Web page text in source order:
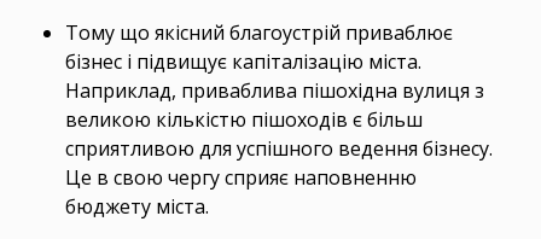
Тому що якісний благоустрій приваблює
бізнес і підвищує капіталізацію міста.
Наприклад, приваблива пішохідна вулиця з
великою кількістю пішоходів є більш
сприятливою для успішного ведення бізнесу.
Це в свою чергу сприяє наповненню
бюджету міста.